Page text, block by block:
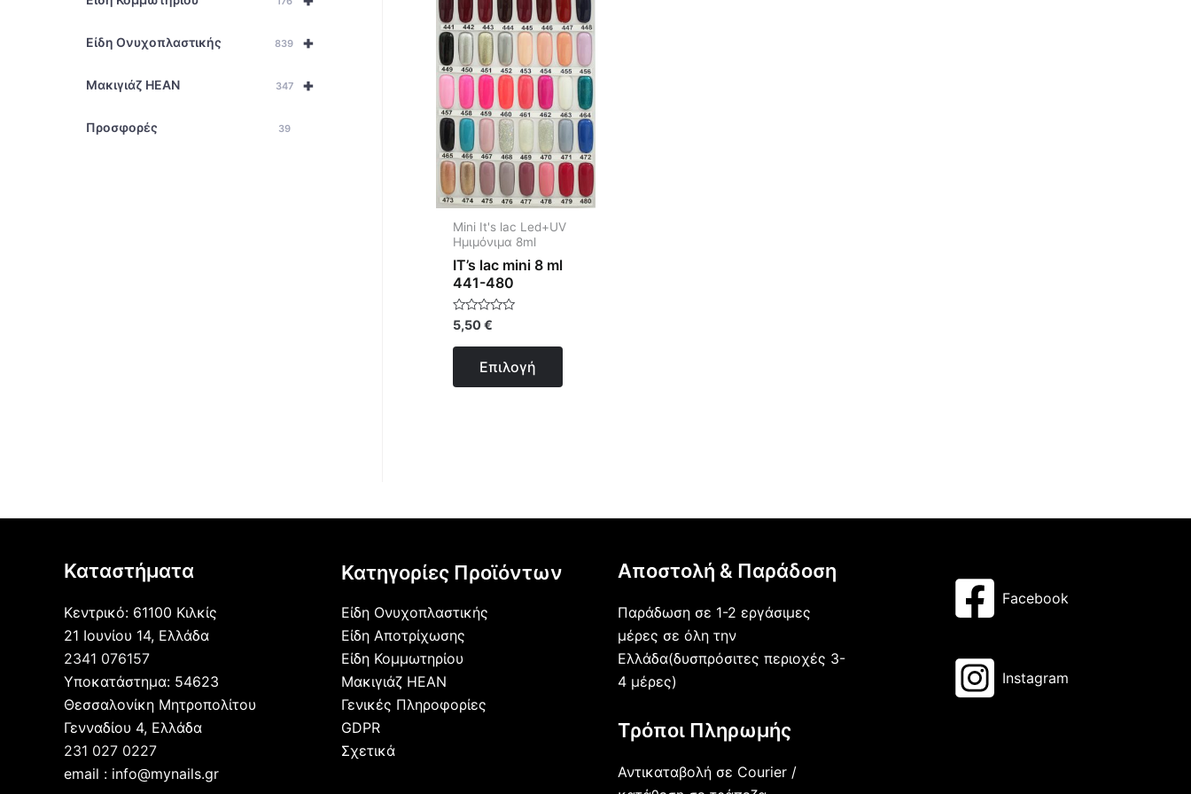
+
Είδη Ονυχοπλαστικής 839
+
Μακιγιάζ HEAN 347
Προσφορές 39
Mini It's lac Led+UV
Ημιμόνιμα 8ml
IT’s lac mini 8 ml
441-480
Βαθμολογήθηκε
με
0
5,50€
Επιλογή
το
προϊόν
έχει
πολλαπλές
παραλλαγές.
επιλογές
μπορούν
να
επιλεγούν
σελίδα
Καταστήματα
Κεντρικό: 61100 Κιλκίς
21 Ιουνίου 14, Ελλάδα
2341 076157
Υποκατάστημα: 54623
Θεσσαλονίκη Μητροπολίτου
Γενναδίου 4, Ελλάδα
231 027 0227
email : info@mynails.gr
Κατηγορίες Προϊόντων
Είδη Ονυχοπλαστικής
Είδη Αποτρίχωσης
Είδη Κομμωτηρίου
Μακιγιάζ HEAN
Γενικές Πληροφορίες
GDPR
Σχετικά
Αποστολή & Παράδοση
Παράδωση σε 1-2 εργάσιμες
μέρες σε όλη την
Ελλάδα(δυσπρόσιτες περιοχές 3-
4 μέρες)
Τρόποι Πληρωμής
Αντικαταβολή σε Courier /
Facebook
Instagram